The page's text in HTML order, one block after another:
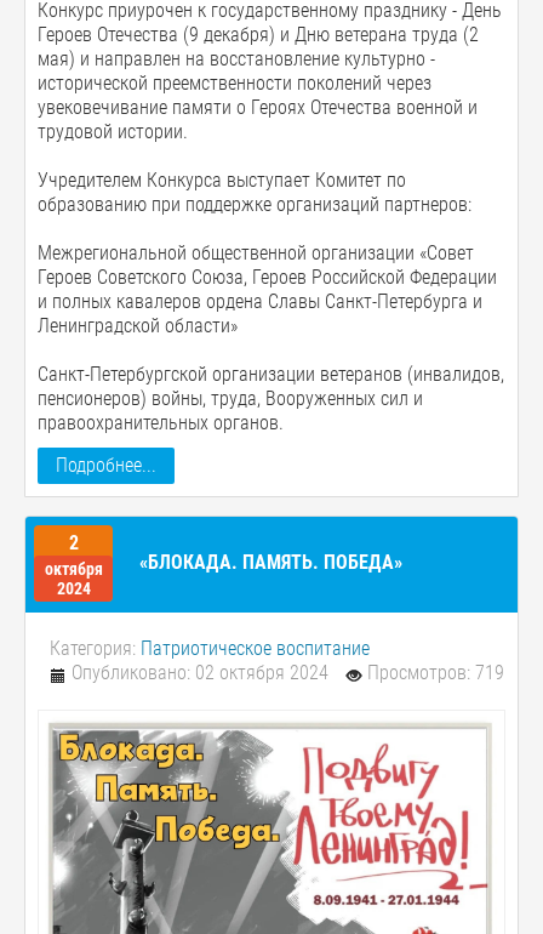
Конкурс приурочен к государственному празднику - День
Героев Отечества (9 декабря) и Дню ветерана труда (2
мая) и направлен на восстановление культурно -
исторической преемственности поколений через
увековечивание памяти о Героях Отечества военной и
трудовой истории.
Учредителем Конкурса выступает Комитет по
образованию при поддержке организаций партнеров:
Межрегиональной общественной организации «Совет
Героев Советского Союза, Героев Российской Федерации
и полных кавалеров ордена Славы Санкт-Петербурга и
Ленинградской области»
Санкт-Петербургской организации ветеранов (инвалидов,
пенсионеров) войны, труда, Вооруженных сил и
правоохранительных органов.
Подробнее...
2
октября
2024
«БЛОКАДА. ПАМЯТЬ. ПОБЕДА»
Категория: Патриотическое воспитание
Опубликовано: 02 октября 2024
Просмотров: 719